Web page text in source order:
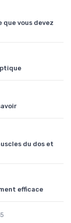
que vous devez
du dos et
efficace